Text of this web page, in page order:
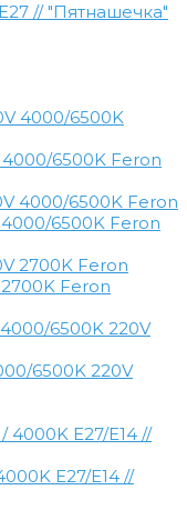
// "Пятнашечка"
6500K Feron
6500K Feron
Feron
6500K 220V
E27/Е14 //